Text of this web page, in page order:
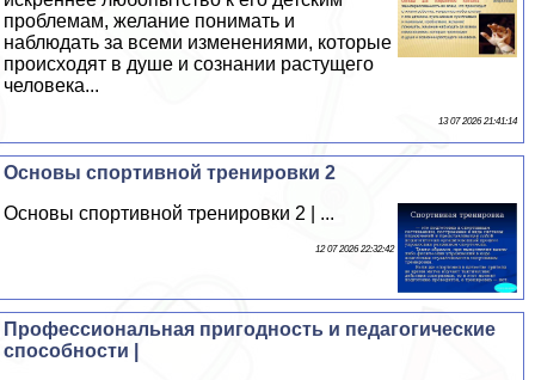
проблемам, желание понимать и
наблюдать за всеми изменениями, которые
происходят в душе и сознании растущего
человека...
13 07 2026 21:41:14
Основы спортивной тренировки 2
Основы спортивной тренировки 2 | ...
12 07 2026 22:32:42
Профессиональная пригодность и педагогические
способности |